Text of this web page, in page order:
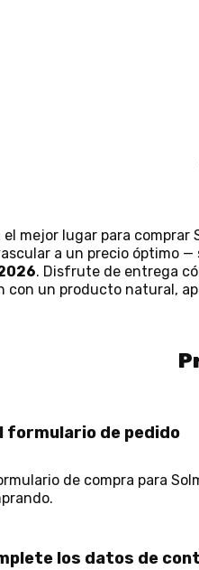
el mejor lugar para
a un precio óptimo —
. Disfrute de entrega
con un producto natural,
formulario de pedido
de compra para
los datos de